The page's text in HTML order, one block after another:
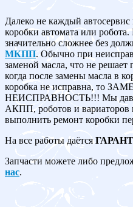
Далеко не каждый
коробки автомата или
значительно сложнее без
МКПП. Обычно при
заменой масла, что не
когда после замены масла в
коробка не исправна, то
НЕИСПРАВНОСТЬ!!! Мы
АКПП, роботов и вариаторов
выполнить ремонт коробки
На все работы даётся
Запчасти можете либо
нас.